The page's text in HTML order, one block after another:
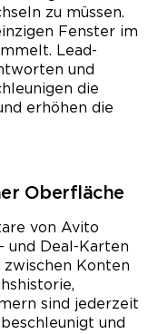
zu müssen.
Fenster im
Lead-
und
die
erhöhen die
Oberfläche
von Avito
und Deal-Karten
Konten
sind jederzeit
und